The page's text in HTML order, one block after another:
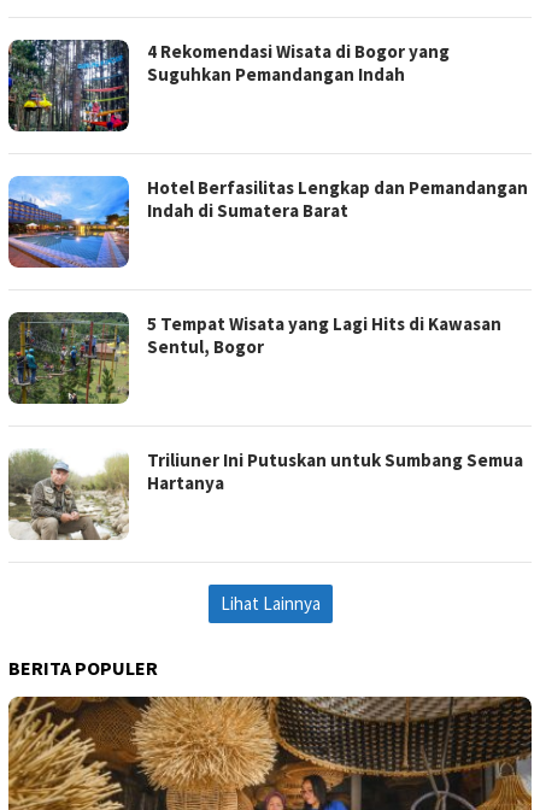
4 Rekomendasi Wisata di Bogor yang
Suguhkan Pemandangan Indah
Hotel Berfasilitas Lengkap dan Pemandangan
Indah di Sumatera Barat
5 Tempat Wisata yang Lagi Hits di Kawasan
Sentul, Bogor
Triliuner Ini Putuskan untuk Sumbang Semua
Hartanya
Lihat Lainnya
BERITA POPULER